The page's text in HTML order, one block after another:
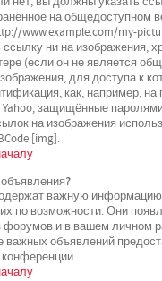
на общедоступном
www.example.com/my-
ссылку ни на изображения,
(если он не является
для доступа к
как, например, на
защищённые
на изображения
[img].
важную
по возможности. Они
форумов и в вашем личном
важных объявлений